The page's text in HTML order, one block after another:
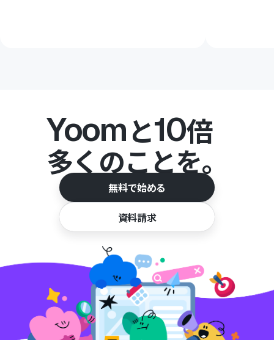
Yoomと10倍
多くのことを。
無料で始める
資料請求